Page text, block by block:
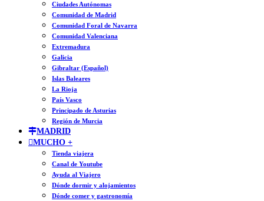
Ciudades Autónomas
Comunidad de Madrid
Comunidad Foral de Navarra
Comunidad Valenciana
Extremadura
Galicia
Gibraltar (Español)
Islas Baleares
La Rioja
País Vasco
Principado de Asturias
Región de Murcia
MADRID
MUCHO +
Tienda viajera
Canal de Youtube
Ayuda al Viajero
Dónde dormir y alojamientos
Dónde comer y gastronomía